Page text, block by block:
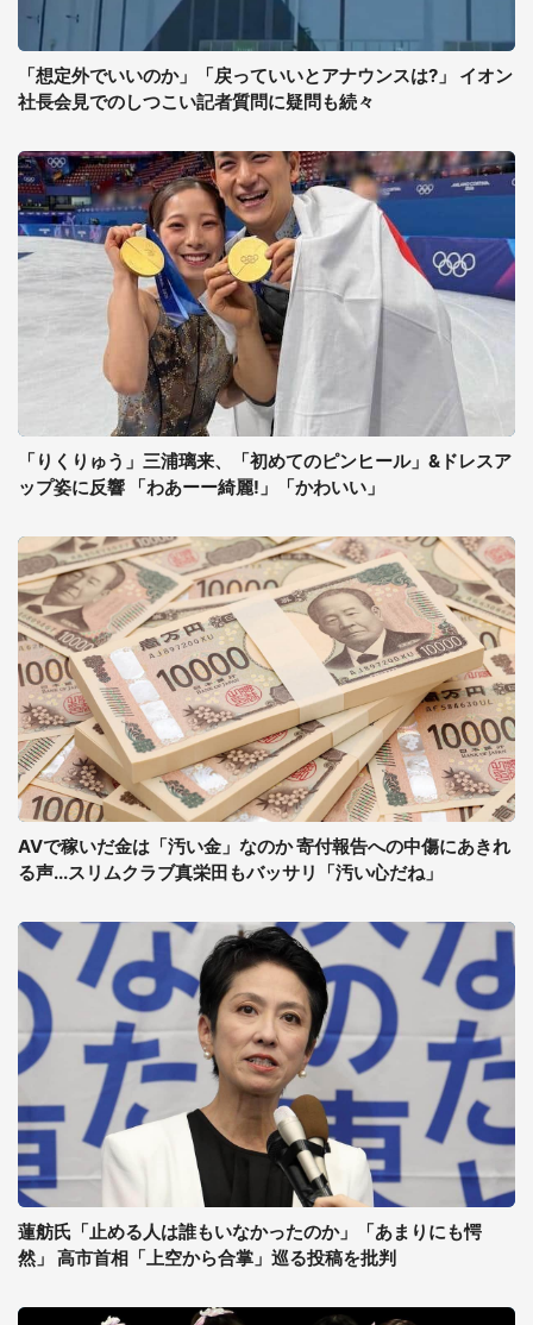
「想定外でいいのか」「戻っていいとアナウンスは?」 イオン
社長会見でのしつこい記者質問に疑問も続々
「りくりゅう」三浦璃来、「初めてのピンヒール」&ドレスア
ップ姿に反響 「わあーー綺麗!」「かわいい」
AVで稼いだ金は「汚い金」なのか 寄付報告への中傷にあきれ
る声...スリムクラブ真栄田もバッサリ「汚い心だね」
蓮舫氏「止める人は誰もいなかったのか」「あまりにも愕
然」 高市首相「上空から合掌」巡る投稿を批判